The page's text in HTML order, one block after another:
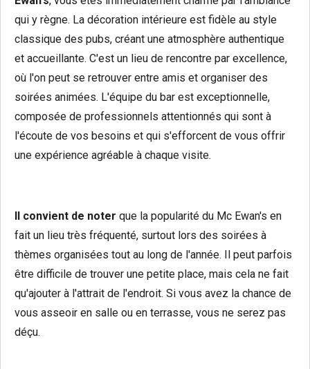
qui y règne. La décoration intérieure est fidèle au style
classique des pubs, créant une atmosphère authentique
et accueillante. C'est un lieu de rencontre par excellence,
où l'on peut se retrouver entre amis et organiser des
soirées animées. L'équipe du bar est exceptionnelle,
composée de professionnels attentionnés qui sont à
l'écoute de vos besoins et qui s'efforcent de vous offrir
une expérience agréable à chaque visite.
Il convient de noter que la popularité du Mc Ewan's en
fait un lieu très fréquenté, surtout lors des soirées à
thèmes organisées tout au long de l'année. Il peut parfois
être difficile de trouver une petite place, mais cela ne fait
qu'ajouter à l'attrait de l'endroit. Si vous avez la chance de
vous asseoir en salle ou en terrasse, vous ne serez pas
déçu.